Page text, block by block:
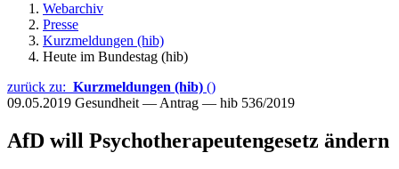
Webarchiv
Presse
Kurzmeldungen (hib)
Heute im Bundestag (hib)
zurück zu: Kurzmeldungen (hib) ()
09.05.2019 Gesundheit — Antrag — hib 536/2019
AfD will Psychotherapeutengesetz ändern